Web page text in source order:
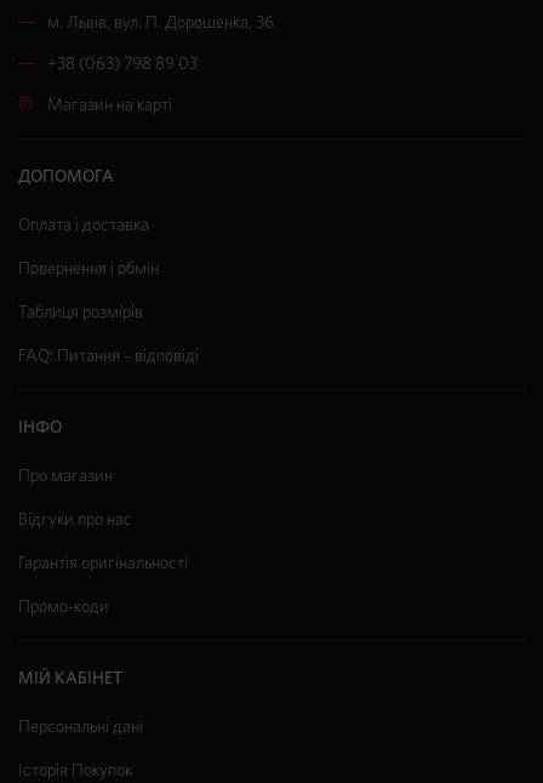
м. Львів, вул. П. Дорошенка, 36
+38 (063) 798 89 03
Магазин на карті
ДОПОМОГА
Оплата і доставка
Повернення і обмін
Таблиця розмірів
FAQ: Питання – відповіді
ІНФО
Про магазин
Відгуки про нас
Гарантія оригінальності
Промо-коди
МІЙ КАБІНЕТ
Персональні дані
Історія Покупок